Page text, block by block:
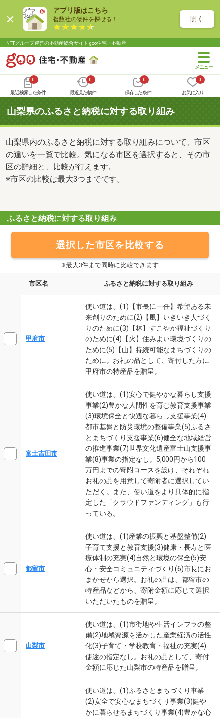
アプリ版はこちら
複数社の物件を探せる！ 開く
NTTグループ運営の不動産総合サイト goo住宅・不動産
0
最近検索した条件
0
最近見た物件
0
保存した条件
0
お気に入り
山梨県のふるさと納税に対する取り組み
山梨県内のふるさと納税に対する取り組みについて、市区
の違いを一覧で比較。気になる市区を選択すると、その市
区の詳細と、比較が行えます。
※市区の比較は最大3つまでです。
ふるさと納税に対する取り組み
選択した市区を比較する
※最大3件まで同時に比較できます
市区名 ふるさと納税に対する取り組み
甲府市
使い道は、(1)【市長に一任】希望ある未
来創りのために(2)【風】いきいき人づく
りのために(3)【林】すこやか福祉づくり
のために(4)【火】住みよい環境づくりの
ために(5)【山】持続可能なまちづくりの
ために。お礼の品として、寄付した方に
甲府市の特産品を贈呈。
富士吉田市
使い道は、(1)安心で健やかな暮らし支援
事業(2)豊かな人間性を育む教育支援事業
(3)環境保全と快適な暮らし支援事業(4)
都市基盤と防災環境の整備事業(5)ふるさ
とまちづくり支援事業(6)健全な地域経営
の推進事業(7)世界文化遺産富士山支援事
業(8)事業の指定なし。5,000円から100
万円までの寄附コースを設け、それぞれ
お礼の品を用意して寄附者に選択してい
ただく。また、使い道をより具体的に指
定した「クラウドファンディング」も行
っている。
都留市
使い道は、(1)産業の振興と基盤整備(2)
子育て支援と教育支援(3)健康・長寿と医
療体制の充実(4)自然と環境の保全(5)安
心・安全コミュニティづくり(6)市長にお
まかせから選択。お礼の品は、都留市の
特産品などから、寄附金額に応じて選択
いただいたものを贈呈。
山梨市
使い道は、(1)市街地や生活インフラの整
備(2)地域資源を活かした産業経済の活性
化(3)子育て・学校教育・福祉の充実(4)
使途の指定なし。お礼の品として、寄付
金額に応じた山梨市の特産品を贈呈。
使い道は、(1)ふるさとまちづくり事業
(2)安全で安心なまちづくり事業(3)健や
かに暮らせるまちづくり事業(4)豊かな心